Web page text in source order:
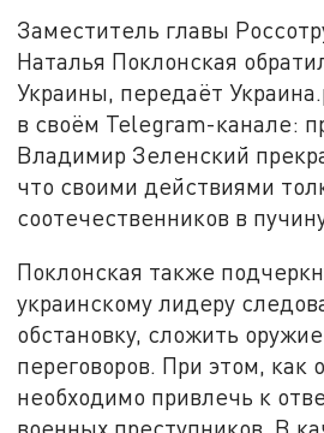
Заместитель главы
Наталья Поклонская
Украины, передаёт
в своём Telegram-канале:
Владимир Зеленский
что своими действиями
соотечественников в
Поклонская также
украинскому лидеру
обстановку, сложить
переговоров. При этом, как
необходимо привлечь к